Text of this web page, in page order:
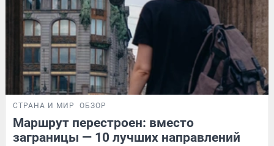
СТРАНА И МИР ОБЗОР
Маршрут перестроен: вместо
заграницы — 10 лучших направлений